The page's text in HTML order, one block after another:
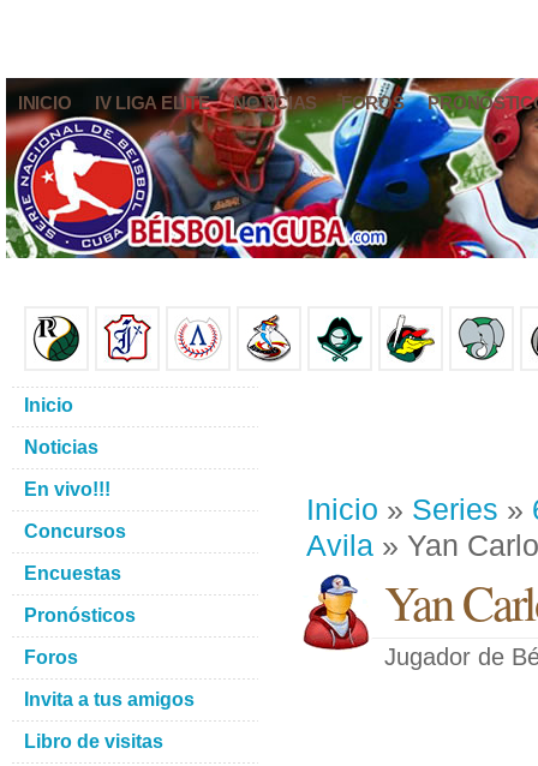
INICIO IV LIGA ELITE NOTICIAS FOROS
Inicio » Series »
Avila » Yan
Yan
Jugador de
Inicio
Noticias
En vivo!!!
Concursos
Encuestas
Pronósticos
Foros
Invita a tus amigos
Libro de visitas